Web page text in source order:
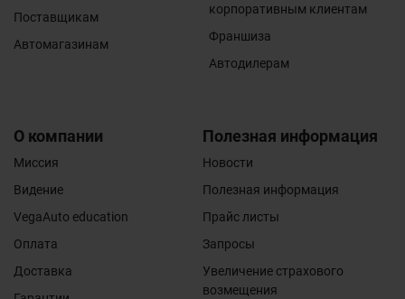
Поставщикам
Автомагазинам
корпоративным клиентам
Франшиза
Автодилерам
О компании
Миссия
Видение
VegaAuto education
Оплата
Доставка
Полезная информация
Новости
Полезная информация
Прайс листы
Запросы
Увеличение страхового
возмещения